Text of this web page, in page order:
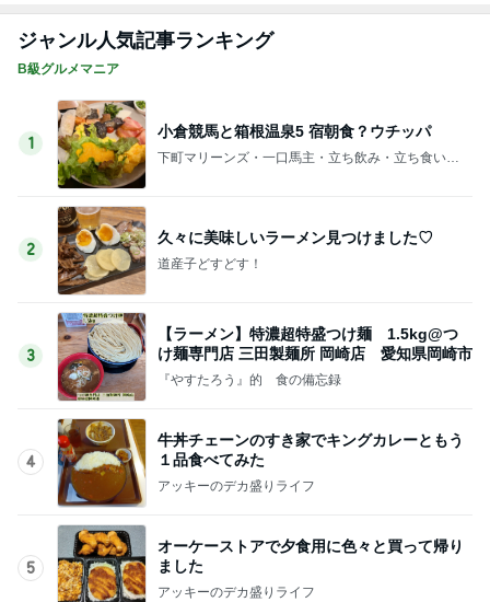
ジャンル人気記事ランキング
B級グルメマニア
1
小倉競馬と箱根温泉5 宿朝食？ウチッパ
下町マリーンズ・一口馬主・立ち飲み・立ち食いそ
2
久々に美味しいラーメン見つけました♡
道産子どすどす！
3
【ラーメン】特濃超特盛つけ麺 1.5kg@つ
け麺専門店 三田製麺所 岡崎店 愛知県岡崎市
『やすたろう』的 食の備忘録
4
牛丼チェーンのすき家でキングカレーともう
１品食べてみた
アッキーのデカ盛りライフ
5
オーケーストアで夕食用に色々と買って帰り
ました
アッキーのデカ盛りライフ